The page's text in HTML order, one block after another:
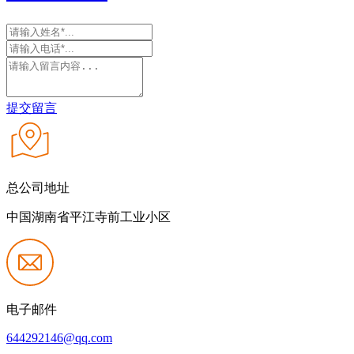
提交留言
总公司地址
中国湖南省平江寺前工业小区
电子邮件
644292146@qq.com